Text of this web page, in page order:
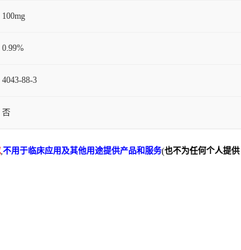
100mg
0.99%
4043-88-3
否
,不用于临床应用及其他用途提供产品和服务(也不为任何个人提供